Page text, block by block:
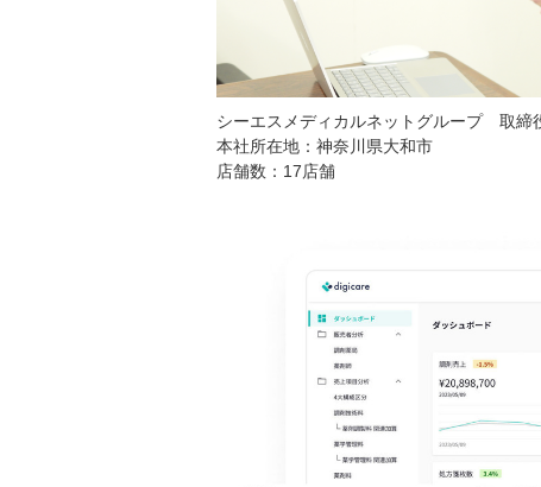
シーエスメディカルネットグループ 取
本社所在地：神奈川県大和市
店舗数：17店舗